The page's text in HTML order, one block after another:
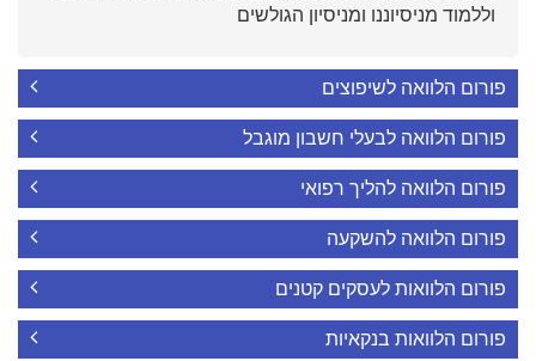
וללמוד מניסיוננו ומניסיון הגולשים
פורום הלוואה לשיפוצים
פורום הלוואה לבעלי חשבון מוגבל
פורום הלוואה להליך רפואי
פורום הלוואה להשקעה
פורום הלוואות לעסקים קטנים
פורום הלוואות בנקאיות